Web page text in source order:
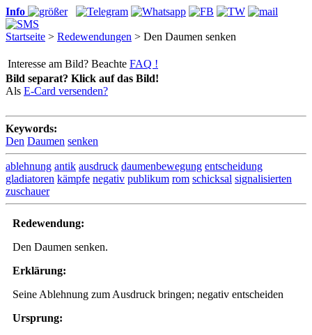
Info
Startseite > Redewendungen > Den Daumen senken
Interesse am Bild? Beachte FAQ !
Bild separat? Klick auf das Bild!
Als E-Card versenden?
Keywords:
Den Daumen senken
ablehnung antik ausdruck daumenbewegung entscheidung
gladiatoren kämpfe negativ publikum rom schicksal signalisierten
zuschauer
Redewendung:
Den Daumen senken.
Erklärung:
Seine Ablehnung zum Ausdruck bringen; negativ entscheiden
Ursprung: